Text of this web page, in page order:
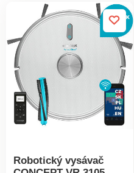
Robotický vysávač